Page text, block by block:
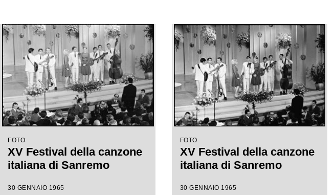
FOTO
XV Festival della canzone
italiana di Sanremo
30 GENNAIO 1965
FOTO
XV Festival della canzone
italiana di Sanremo
30 GENNAIO 1965